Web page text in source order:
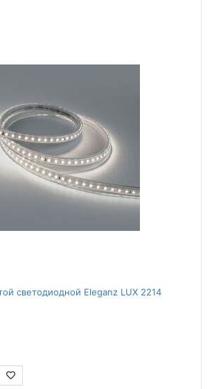
светодиодной Eleganz LUX 2214